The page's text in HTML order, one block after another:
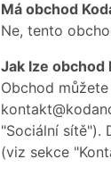
Má obchod
Ne, tento
Jak lze obchod
Obchod
"Sociální sítě").
(viz sekce